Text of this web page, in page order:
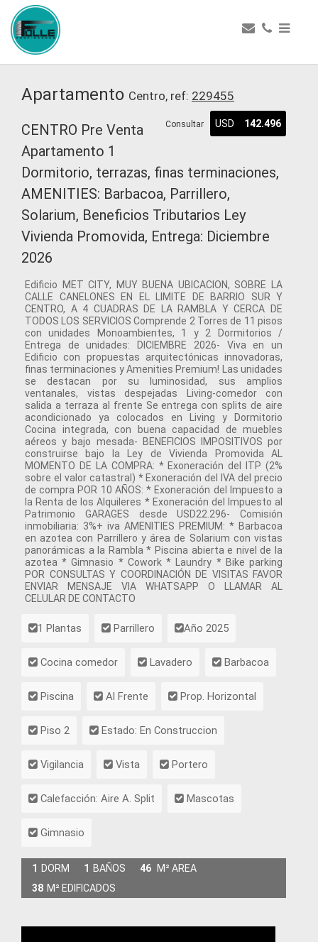
Apartamento Centro, ref: 229455
Consultar USD 142.496
CENTRO Pre Venta
Apartamento 1
Dormitorio, terrazas, finas terminaciones,
AMENITIES: Barbacoa, Parrillero,
Solarium, Beneficios Tributarios Ley
Vivienda Promovida, Entrega: Diciembre
2026
Edificio MET CITY, MUY BUENA UBICACION, SOBRE LA
CALLE CANELONES EN EL LIMITE DE BARRIO SUR Y
CENTRO, A 4 CUADRAS DE LA RAMBLA Y CERCA DE
TODOS LOS SERVICIOS Comprende 2 Torres de 11 pisos
con unidades Monoambientes, 1 y 2 Dormitorios /
Entrega de unidades: DICIEMBRE 2026- Viva en un
Edificio con propuestas arquitectónicas innovadoras,
finas terminaciones y Amenities Premium! Las unidades
se destacan por su luminosidad, sus amplios
ventanales, vistas despejadas Living-comedor con
salida a terraza al frente Se entrega con splits de aire
acondicionado ya colocados en Living y Dormitorio
Cocina integrada, con buena capacidad de muebles
aéreos y bajo mesada- BENEFICIOS IMPOSITIVOS por
construirse bajo la Ley de Vivienda Promovida AL
MOMENTO DE LA COMPRA: * Exoneración del ITP (2%
sobre el valor catastral) * Exoneración del IVA del precio
de compra POR 10 AÑOS: * Exoneración del Impuesto a
la Renta de los Alquileres * Exoneración del Impuesto al
Patrimonio GARAGES desde USD22.296- Comisión
inmobiliaria: 3%+ iva AMENITIES PREMIUM: * Barbacoa
en azotea con Parrillero y área de Solarium con vistas
panorámicas a la Rambla * Piscina abierta e nivel de la
azotea * Gimnasio * Cowork * Laundry * Bike parking
POR CONSULTAS Y COORDINACIÓN DE VISITAS FAVOR
ENVIAR MENSAJE VIA WHATSAPP O LLAMAR AL
CELULAR DE CONTACTO
1 Plantas Parrillero Año 2025
Cocina comedor Lavadero Barbacoa
Piscina Al Frente Prop. Horizontal
Piso 2 Estado: En Construccion
Vigilancia Vista Portero
Calefacción: Aire A. Split Mascotas
Gimnasio
1 DORM 1 BAÑOS 46
M² AREA
38 M² EDIFICADOS